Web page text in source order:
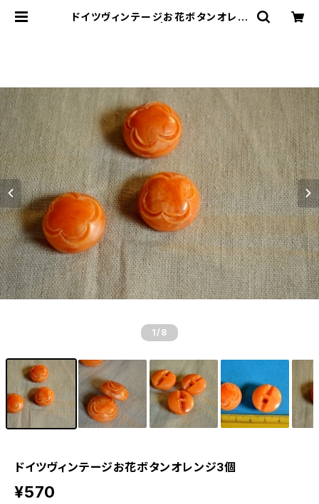
ドイツヴィンテージお花ボタンオレン
1 /8
ドイツヴィンテージお花ボタンオレンジ3個
¥570